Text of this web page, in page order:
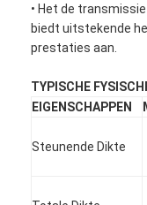
• Het de
biedt uitstekende
prestaties aan.
TYPISCHE
EIGENSCHAPPEN
Steunende Dikte